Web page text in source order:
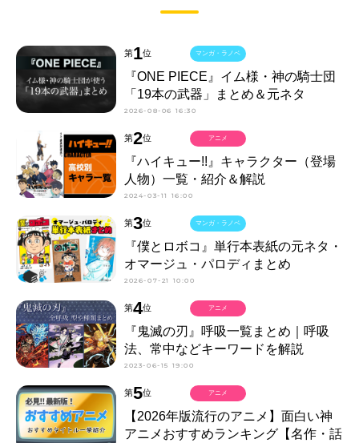
第1位
『ONE PIECE』イム様・神の騎士団
「19本の武器」まとめ＆元ネタ
2026-08-06 16:30
マンガ・ラノベ
第2位
『ハイキュー!!』キャラクター（登場
人物）一覧・紹介＆解説
2024-03-11 16:00
アニメ
第3位
『僕とロボコ』単行本表紙の元ネタ・
オマージュ・パロディまとめ
2026-07-21 10:00
マンガ・ラノベ
第4位
『鬼滅の刃』呼吸一覧まとめ｜呼吸
法、常中などキーワードを解説
2023-06-15 19:00
アニメ
第5位
【2026年版流行のアニメ】面白い神
アニメおすすめランキング【名作・話
アニメ